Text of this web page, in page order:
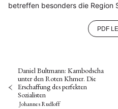
betreffen besonders die Region
PDF
Daniel Bultmann: Kambodscha
unter den Roten Khmer. Die
Erschaffung des perfekten
Sozialisten
Johannes Rudloff